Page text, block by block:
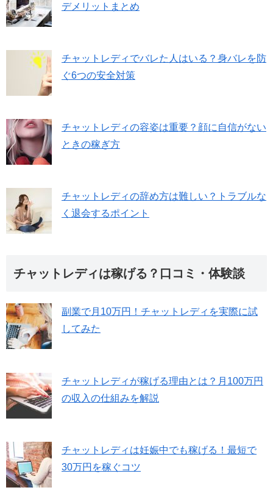
デメリットまとめ
チャットレディでバレた人はいる？身バレを防
ぐ6つの安全対策
チャットレディの容姿は重要？顔に自信がない
ときの稼ぎ方
チャットレディの辞め方は難しい？トラブルな
く退会するポイント
チャットレディは稼げる？口コミ・体験談
副業で月10万円！チャットレディを実際に試
してみた
チャットレディが稼げる理由とは？月100万円
の収入の仕組みを解説
チャットレディは妊娠中でも稼げる！最短で
30万円を稼ぐコツ